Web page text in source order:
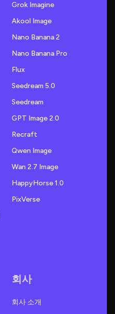
Grok Imagine
Akool Image
Nano Banana 2
Nano Banana Pro
Flux
Seedream 5.0
Seedream
GPT Image 2.0
Recraft
Qwen Image
Wan 2.7 Image
HappyHorse 1.0
PixVerse
회사
회사 소개